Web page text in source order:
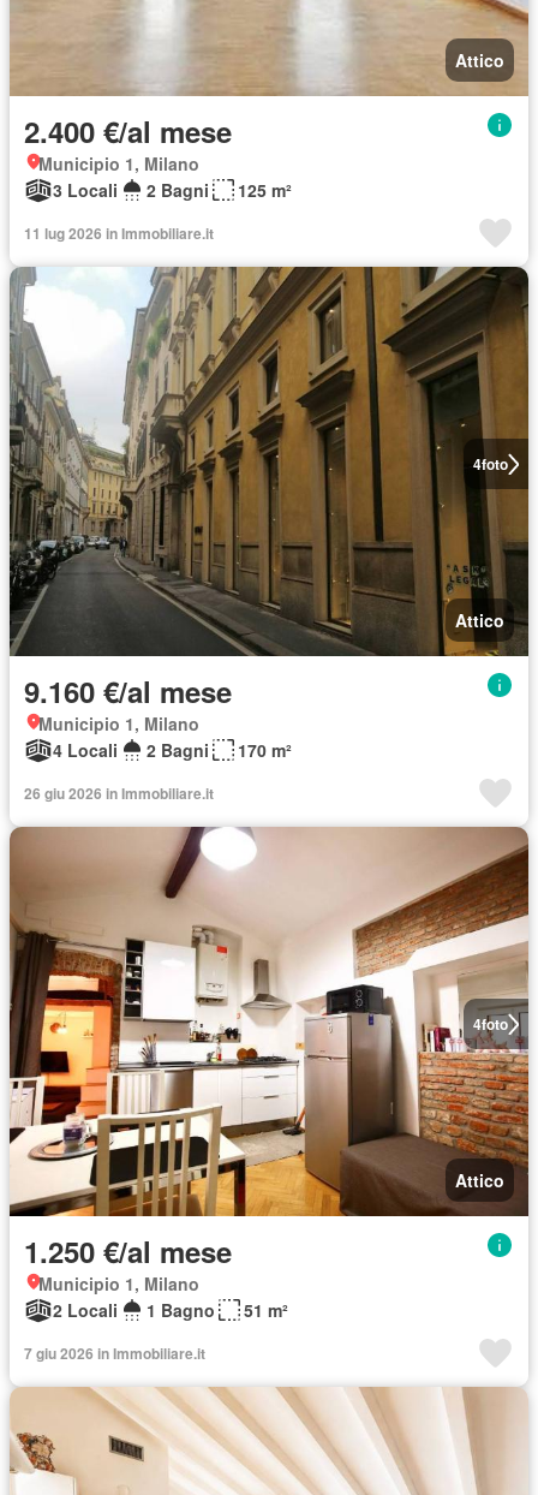
Attico
2.400 €/al mese
Municipio 1, Milano
3 Locali
2 Bagni 125 m²
11 lug 2026 in Immobiliare.it
4foto
Attico
9.160 €/al mese
Municipio 1, Milano
4 Locali
2 Bagni 170 m²
26 giu 2026 in Immobiliare.it
4foto
Attico
1.250 €/al mese
Municipio 1, Milano
2 Locali
1 Bagno 51 m²
7 giu 2026 in Immobiliare.it